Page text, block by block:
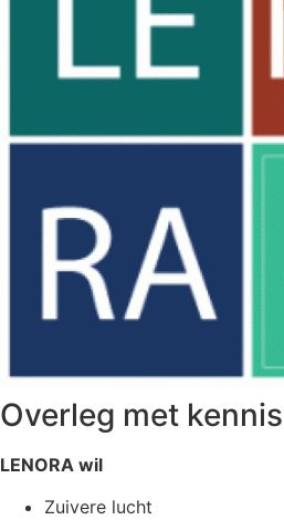
Overleg met kennis
LENORA wil
Zuivere lucht